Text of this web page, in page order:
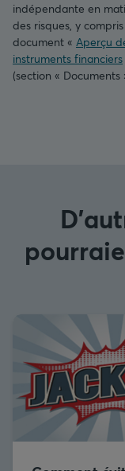
indépendante en
des risques, y
document « Aperçu
instruments financiers
(section « Documents